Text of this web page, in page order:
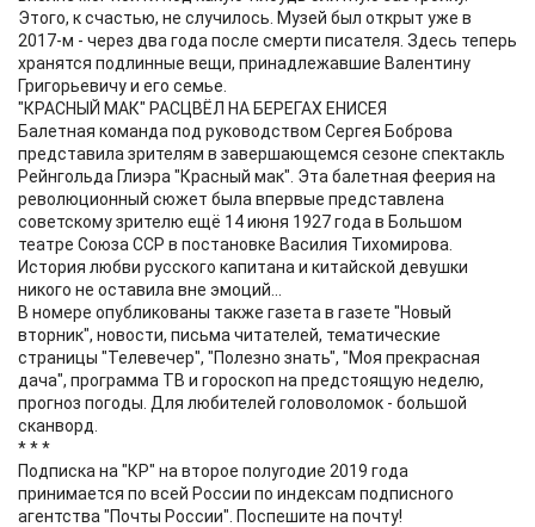
Этого, к счастью, не случилось. Музей был открыт уже в
2017-м - через два года после смерти писателя. Здесь теперь
хранятся подлинные вещи, принадлежавшие Валентину
Григорьевичу и его семье.
"КРАСНЫЙ МАК" РАСЦВЁЛ НА БЕРЕГАХ ЕНИСЕЯ
Балетная команда под руководством Сергея Боброва
представила зрителям в завершающемся сезоне спектакль
Рейнгольда Глиэра "Красный мак". Эта балетная феерия на
революционный сюжет была впервые представлена
советскому зрителю ещё 14 июня 1927 года в Большом
театре Союза ССР в постановке Василия Тихомирова.
История любви русского капитана и китайской девушки
никого не оставила вне эмоций...
В номере опубликованы также газета в газете "Новый
вторник", новости, письма читателей, тематические
страницы "Телевечер", "Полезно знать", "Моя прекрасная
дача", программа ТВ и гороскоп на предстоящую неделю,
прогноз погоды. Для любителей головоломок - большой
сканворд.
* * *
Подписка на "КР" на второе полугодие 2019 года
принимается по всей России по индексам подписного
агентства "Почты России". Поспешите на почту!